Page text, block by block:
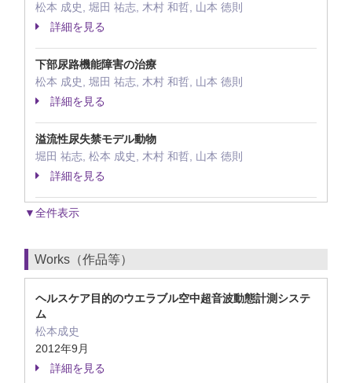
松本 成史, 堀田 祐志, 木村 和哲, 山本 徳則
詳細を見る
下部尿路機能障害の治療
松本 成史, 堀田 祐志, 木村 和哲, 山本 徳則
詳細を見る
溢流性尿失禁モデル動物
堀田 祐志, 松本 成史, 木村 和哲, 山本 徳則
詳細を見る
▼全件表示
Works（作品等）
ヘルスケア目的のウエラブル空中超音波動態計測システ
ム
松本成史
2012年9月
詳細を見る